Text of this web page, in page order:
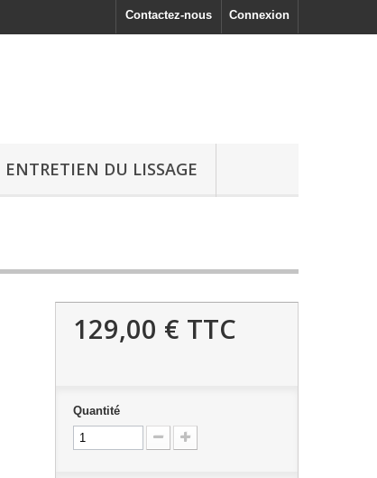
Connexion
Contactez-nous
ENTRETIEN DU LISSAGE
129,00 € TTC
Quantité